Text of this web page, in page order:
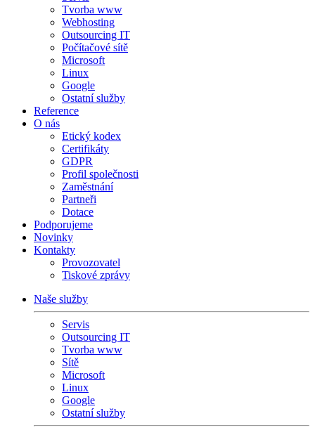
Tvorba www
Webhosting
Outsourcing IT
Počítačové sítě
Microsoft
Linux
Google
Ostatní služby
Reference
O nás
Etický kodex
Certifikáty
GDPR
Profil společnosti
Zaměstnání
Partneři
Dotace
Podporujeme
Novinky
Kontakty
Provozovatel
Tiskové zprávy
Naše služby
Servis
Outsourcing IT
Tvorba www
Sítě
Microsoft
Linux
Google
Ostatní služby